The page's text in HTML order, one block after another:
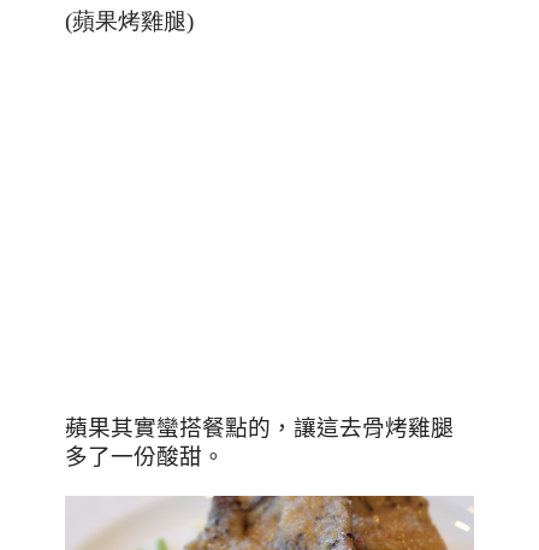
(蘋果烤雞腿)
蘋果其實蠻搭餐點的，讓這去骨烤雞腿
多了一份酸甜。